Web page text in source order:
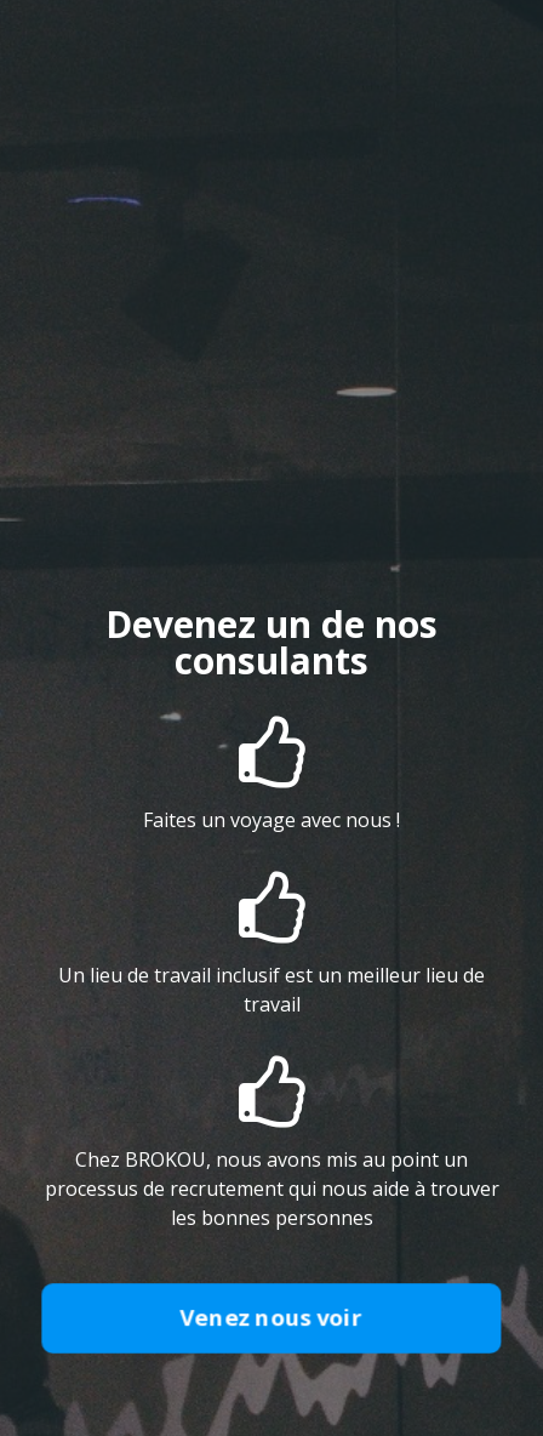
Devenez un de nos
consulants

Faites un voyage avec nous !

Un lieu de travail inclusif est un meilleur lieu de
travail

Chez BROKOU, nous avons mis au point un
processus de recrutement qui nous aide à trouver
les bonnes personnes
Venez nous voir